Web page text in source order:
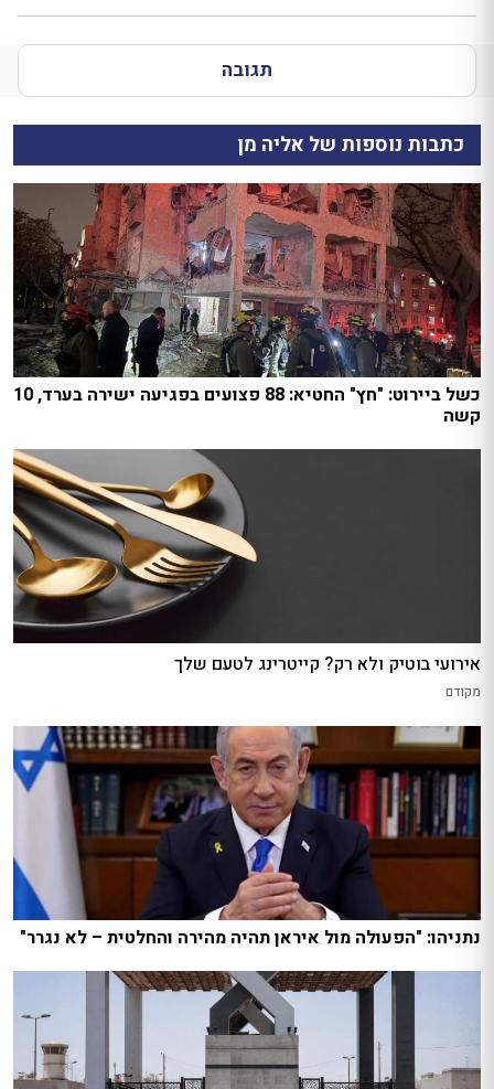
תגובה
כתבות נוספות של אליה מן
כשל ביירוט: "חץ" החטיא: 88 פצועים בפגיעה ישירה בערד, 10
קשה
אירועי בוטיק ולא רק? קייטרינג לטעם שלך
מקודם
נתניהו: "הפעולה מול איראן תהיה מהירה והחלטית – לא נגרר"